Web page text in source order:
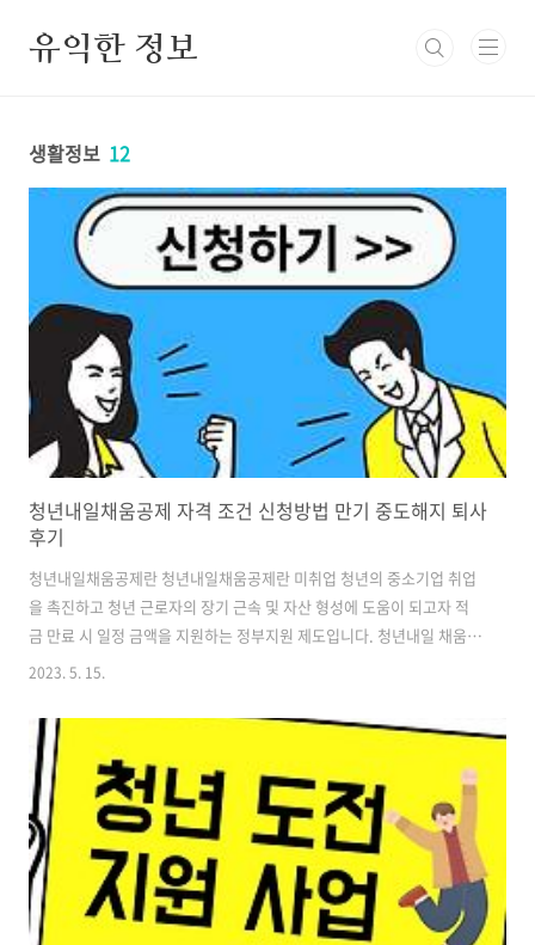
유익한 정보
생활정보 12
청년내일채움공제 자격 조건 신청방법 만기 중도해지 퇴사
후기
청년내일채움공제란 청년내일채움공제란 미취업 청년의 중소기업 취업
을 촉진하고 청년 근로자의 장기 근속 및 자산 형성에 도움이 되고자 적
금 만료 시 일정 금액을 지원하는 정부지원 제도입니다. 청년내일 채움공
제 자격 조건 및 신청방법 만기 퇴사 중도해지 후기에 대해 알아보겠습니
복무기간에 따라 연령 상향) 중소 기업에 정규직으로 취업한 청년 월 급
여 총 금액 300만원 이하 청년 기업의 경우 고용보험 피보함자 수 50인
미만 제조/건설 중소기업 청년내일채움공제 조건 제외 대상 대한민국 국
적을 보유하지 않은 자 타 기업 대표를 겸직하는 자 해당 기업 최대 주주
또는 최대 출자자 최대 주주 또는 최대 출자자의 배우자 또는 직계 비속,
형제..
2023. 5. 15.